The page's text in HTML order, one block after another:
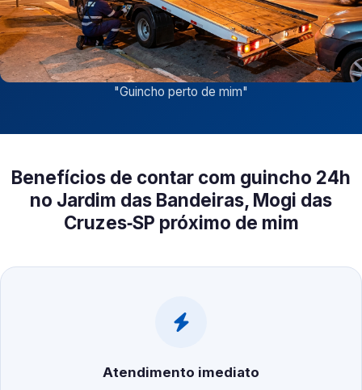
"Guincho perto de mim"
Benefícios de contar com guincho 24h
no Jardim das Bandeiras, Mogi das
Cruzes‑SP próximo de mim
Atendimento imediato